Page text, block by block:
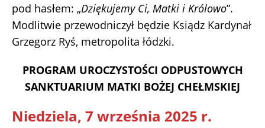
pod hasłem: „Dziękujemy Ci, Matki i Królowo”.
Modlitwie przewodniczył będzie Ksiądz Kardynał
Grzegorz Ryś, metropolita łódzki.
PROGRAM UROCZYSTOŚCI ODPUSTOWYCH
SANKTUARIUM MATKI BOŻEJ CHEŁMSKIEJ
Niedziela, 7 września 2025 r.